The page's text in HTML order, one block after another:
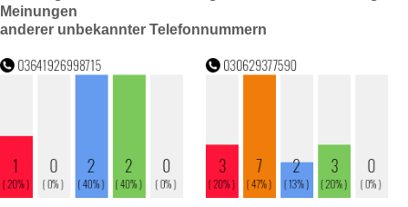
Meinungen
anderer unbekannter Telefonnummern